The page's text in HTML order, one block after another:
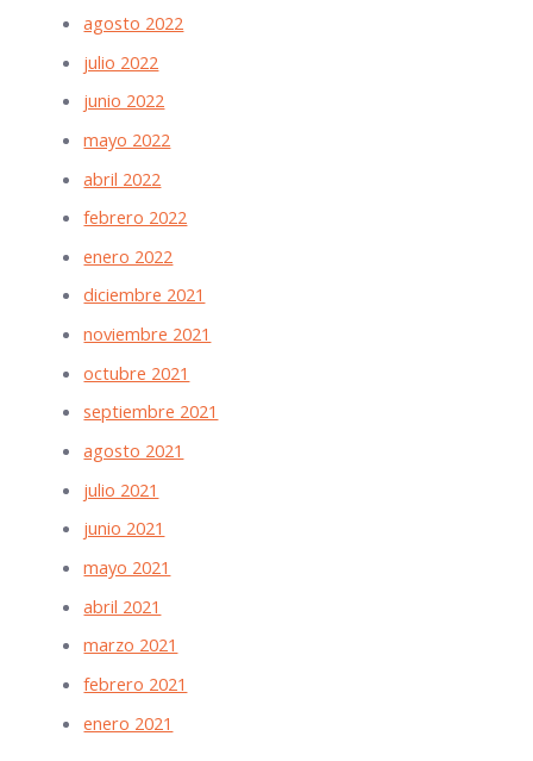
agosto 2022
julio 2022
junio 2022
mayo 2022
abril 2022
febrero 2022
enero 2022
diciembre 2021
noviembre 2021
octubre 2021
septiembre 2021
agosto 2021
julio 2021
junio 2021
mayo 2021
abril 2021
marzo 2021
febrero 2021
enero 2021